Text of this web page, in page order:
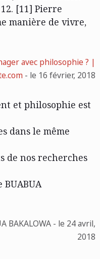
[11] Pierre
manière de vivre,
avec philosophie ? |
- le 16 février, 2018
et philosophie est
dans le même
de nos recherches
BAKALOWA - le 24 avril,
2018